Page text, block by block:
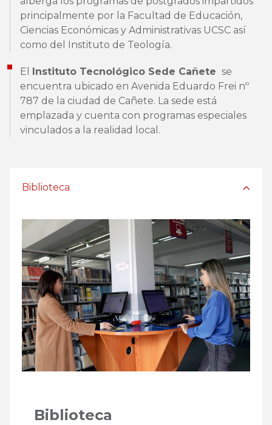
principalmente por la Facultad de Educación,
Ciencias Económicas y Administrativas UCSC así
como del Instituto de Teología.
El Instituto Tecnológico Sede Cañete se
encuentra ubicado en Avenida Eduardo Frei nº
787 de la ciudad de Cañete. La sede está
emplazada y cuenta con programas especiales
vinculados a la realidad local.
Biblioteca
Biblioteca